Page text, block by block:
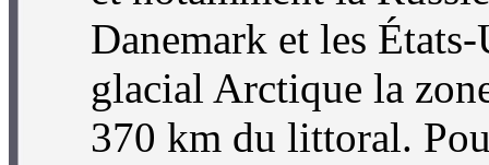
Danemark et les
glacial Arctique la
370 km du littoral.